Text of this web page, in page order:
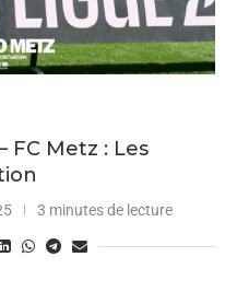
FC Metz : Les
3 minutes de lecture